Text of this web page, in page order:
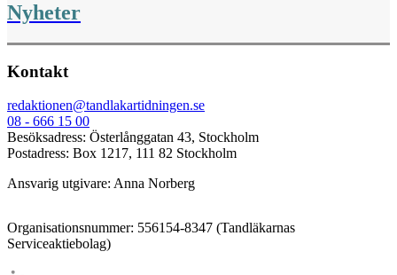
Nyheter
Kontakt
redaktionen@tandlakartidningen.se
08 - 666 15 00
Besöksadress: Österlånggatan 43, Stockholm
Postadress: Box 1217, 111 82 Stockholm
Ansvarig utgivare: Anna Norberg
Organisationsnummer: 556154-8347 (Tandläkarnas
Serviceaktiebolag)